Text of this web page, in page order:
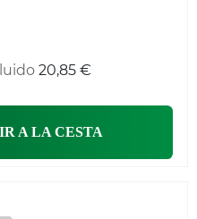
20,85 €
A LA CESTA